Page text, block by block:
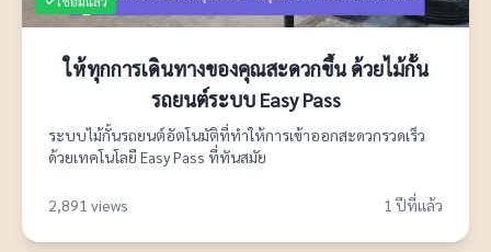
ให้ทุกการเดินทางของคุณสะดวกขึ้น ด้วยไม้กั้น
รถยนต์ระบบ Easy Pass
ระบบไม้กั้นรถยนต์อัตโนมัติที่ทำให้การเข้าออกสะดวกรวดเร็ว
ด้วยเทคโนโลยี Easy Pass ที่ทันสมัย
2,891 views 1 ปีที่แล้ว